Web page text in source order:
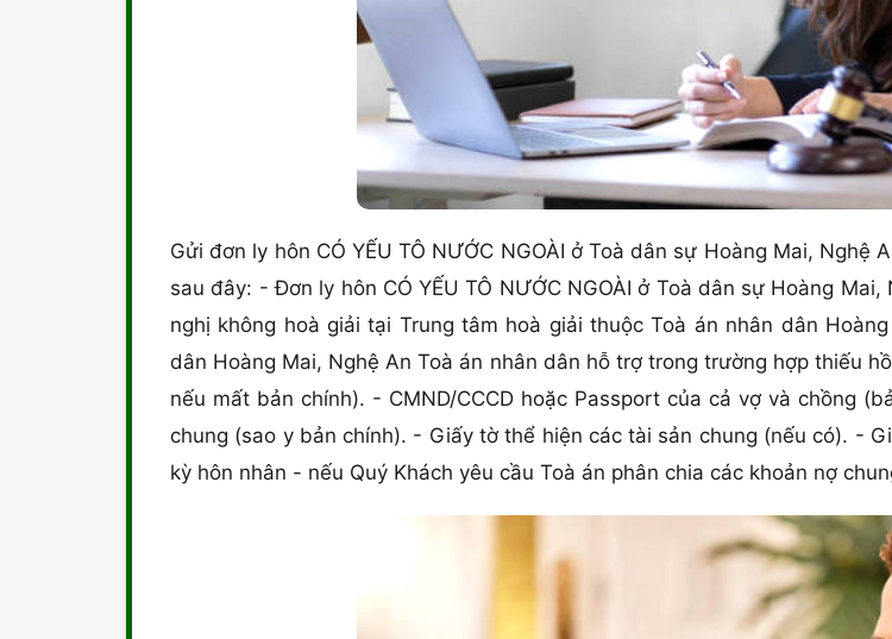
Gửi đơn ly hôn CÓ YẾU TÔ NƯỚC NGOÀI ở Toà dân sự Hoàng Mai,
sau đây: - Đơn ly hôn CÓ YẾU TÔ NƯỚC NGOÀI ở Toà dân sự Hoàng
nghị không hoà giải tại Trung tâm hoà giải thuộc Toà án nhân dân
dân Hoàng Mai, Nghệ An Toà án nhân dân hỗ trợ trong trường hợp thiếu
nếu mất bản chính). - CMND/CCCD hoặc Passport của cả vợ và chồng
chung (sao y bản chính). - Giấy tờ thể hiện các tài sản chung (nếu có). -
kỳ hôn nhân - nếu Quý Khách yêu cầu Toà án phân chia các khoản nợ